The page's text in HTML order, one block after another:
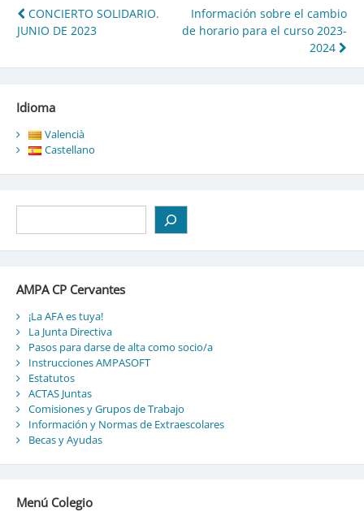
Navegación
de
entradas
CONCIERTO SOLIDARIO.
JUNIO DE 2023
Información sobre el cambio
de horario para el curso 2023-
2024
Idioma
Valencià
Castellano
AMPA CP Cervantes
¡La AFA es tuya!
La Junta Directiva
Pasos para darse de alta como socio/a
Instrucciones AMPASOFT
Estatutos
ACTAS Juntas
Comisiones y Grupos de Trabajo
Información y Normas de Extraescolares
Becas y Ayudas
Menú Colegio